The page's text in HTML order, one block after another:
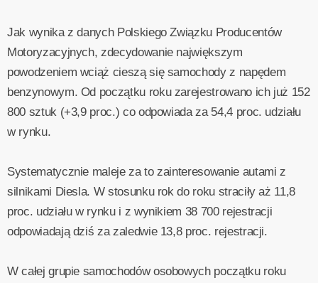
Jak wynika z danych Polskiego Związku Producentów
Motoryzacyjnych, zdecydowanie największym
powodzeniem wciąż cieszą się samochody z napędem
benzynowym. Od początku roku zarejestrowano ich już 152
800 sztuk (+3,9 proc.) co odpowiada za 54,4 proc. udziału
w rynku.
Systematycznie maleje za to zainteresowanie autami z
silnikami Diesla. W stosunku rok do roku straciły aż 11,8
proc. udziału w rynku i z wynikiem 38 700 rejestracji
odpowiadają dziś za zaledwie 13,8 proc. rejestracji.
W całej grupie samochodów osobowych początku roku